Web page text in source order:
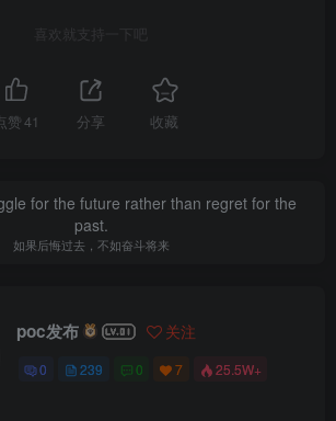
喜欢就支持一下吧
赞41 分享 收藏
for the future rather than regret for the
past.
如果后悔过去，不如奋斗将来
poc发布 关注
0 239 0 7 25.5W+